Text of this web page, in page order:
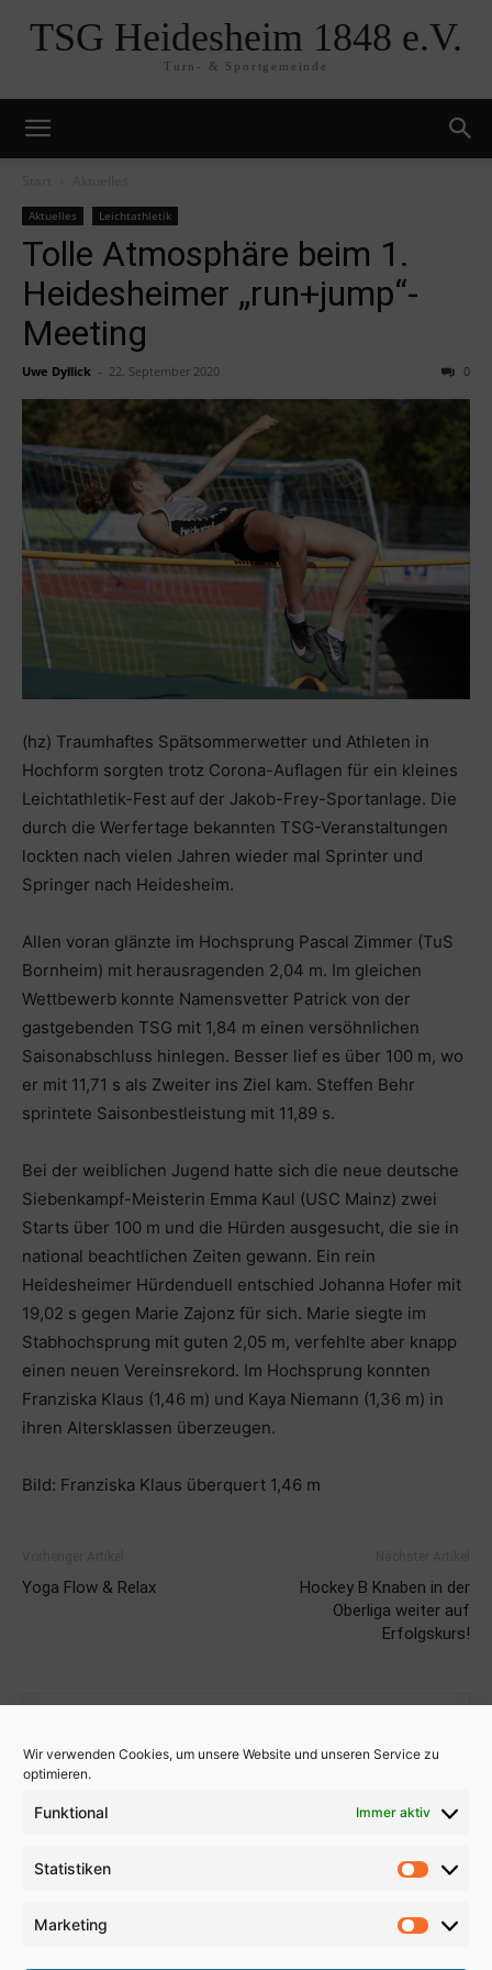
Wir verwenden Cookies, um unsere Website und unseren Service zu
optimieren.
Funktional Immer aktiv
Statistiken
Marketing
TSG Heidesheim 1848 e.V.
Turn- & Sportgemeinde
Aktuelles Leichtathletik
Tolle Atmosphäre beim 1.
Heidesheimer „run+jump“-
Meeting
Uwe Dyllick - 22. September 2020 0
(hz) Traumhaftes Spätsommerwetter und Athleten in
Hochform sorgten trotz Corona-Auflagen für ein kleines
Leichtathletik-Fest auf der Jakob-Frey-Sportanlage. Die
durch die Werfertage bekannten TSG-Veranstaltungen
lockten nach vielen Jahren wieder mal Sprinter und
Springer nach Heidesheim.
Allen voran glänzte im Hochsprung Pascal Zimmer (TuS
Bornheim) mit herausragenden 2,04 m. Im gleichen
Wettbewerb konnte Namensvetter Patrick von der
gastgebenden TSG mit 1,84 m einen versöhnlichen
Saisonabschluss hinlegen. Besser lief es über 100 m, wo
er mit 11,71 s als Zweiter ins Ziel kam. Steffen Behr
sprintete Saisonbestleistung mit 11,89 s.
Bei der weiblichen Jugend hatte sich die neue deutsche
Siebenkampf-Meisterin Emma Kaul (USC Mainz) zwei
Starts über 100 m und die Hürden ausgesucht, die sie in
national beachtlichen Zeiten gewann. Ein rein
Heidesheimer Hürdenduell entschied Johanna Hofer mit
19,02 s gegen Marie Zajonz für sich. Marie siegte im
Stabhochsprung mit guten 2,05 m, verfehlte aber knapp
einen neuen Vereinsrekord. Im Hochsprung konnten
Franziska Klaus (1,46 m) und Kaya Niemann (1,36 m) in
ihren Altersklassen überzeugen.
Bild: Franziska Klaus überquert 1,46 m
Yoga Flow & Relax
Hockey B Knaben in der
Oberliga weiter auf
Erfolgskurs!